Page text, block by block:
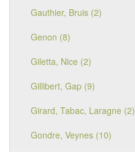
Gauthier, Bruis (2)
Genon (8)
Giletta, Nice (2)
Gillibert, Gap (9)
Girard, Tabac, Laragne (2)
Gondre, Veynes (10)